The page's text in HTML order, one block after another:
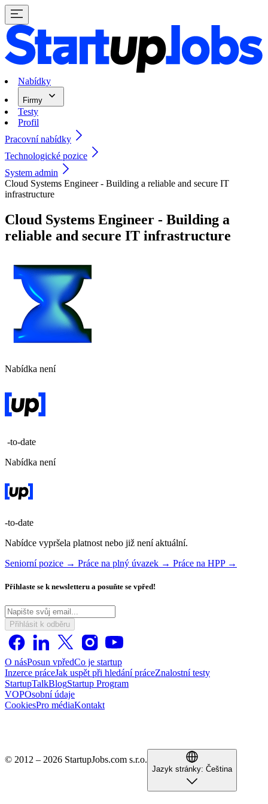
Nabídky
Firmy
Testy
Profil
Pracovní nabídky
Technologické pozice
System admin
Cloud Systems Engineer - Building a reliable and secure IT
infrastructure
Cloud Systems Engineer - Building a
reliable and secure IT infrastructure
Nabídka není
-to-date
Nabídka není
-to-date
Nabídce vypršela platnost nebo již není aktuální.
Seniorní pozice → Práce na plný úvazek → Práce na HPP →
Přihlaste se k newsletteru a posuňte se vpřed!
Přihlásit k odběru
O násPosun vpředCo je startup
Inzerce práceJak uspět při hledání práceZnalostní testy
StartupTalkBlogStartup Program
VOPOsobní údaje
CookiesPro médiaKontakt
© 2012 – 2026 StartupJobs.com s.r.o.
Jazyk stránky: Čeština